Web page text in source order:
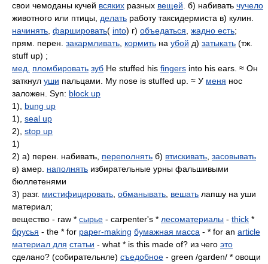
свои чемоданы кучей всяких разных вещей . б) набивать чучело
животного или птицы, делать работу таксидермиста в) кулин.
начинять фаршировать( into) г) объедаться жадно есть;
прям. перен. закармливать кормить на убой д) затыкать (тж.
stuff up) ;
мед.
пломбировать зуб He stuffed his fingers into his ears. ≈ Он
заткнул уши пальцами. My nose is stuffed up. ≈ У меня нос
заложен. Syn: block up
1), bung up
1), seal up
2), stop up
1)
2) а) перен. набивать, переполнять б) втискивать засовывать
в) амер. наполнять избирательные урны фальшивыми
бюллетенями
3) разг. мистифицировать обманывать вешать лапшу на уши
материал;
вещество - raw * сырье - carpenter's * лесоматериалы - thick *
брусья - the * for paper-making бумажная масса - * for an article
материал для статьи - what * is this made of? из чего это
сделано? (собирательнле) съедобное - green /garden/ * овощи